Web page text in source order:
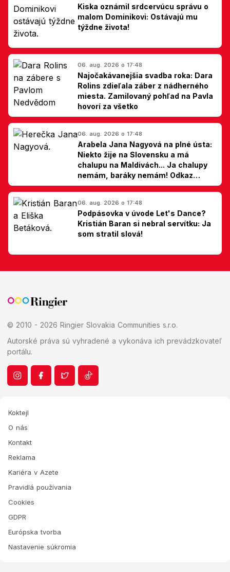
Kiska oznámil srdcervúcu správu o
malom Dominikovi: Ostávajú mu
týždne života!
06. aug. 2026 o 17:48
Najočakávanejšia svadba roka: Dara
Rolins zdieľala záber z nádherného
miesta. Zamilovaný pohľad na Pavla
hovorí za všetko
06. aug. 2026 o 17:48
Arabela Jana Nagyová na plné ústa:
Niekto žije na Slovensku a má
chalupu na Maldivách... Ja chalupy
nemám, baráky nemám! Odkaz
Slovákom
06. aug. 2026 o 17:48
Podpásovka v úvode Let's Dance?
Kristián Baran si nebral servítku: Ja
som stratil slová!
© 2010 - 2026 Ringier Slovakia Communities s.r.o.
Autorské práva sú vyhradené a vykonáva ich prevádzkovateľ
portálu.
Koktejl
O nás
Kontakt
Reklama
Kariéra v Azete
Pravidlá používania
Cookies
GDPR
Európska tvorba
Nastavenie súkromia